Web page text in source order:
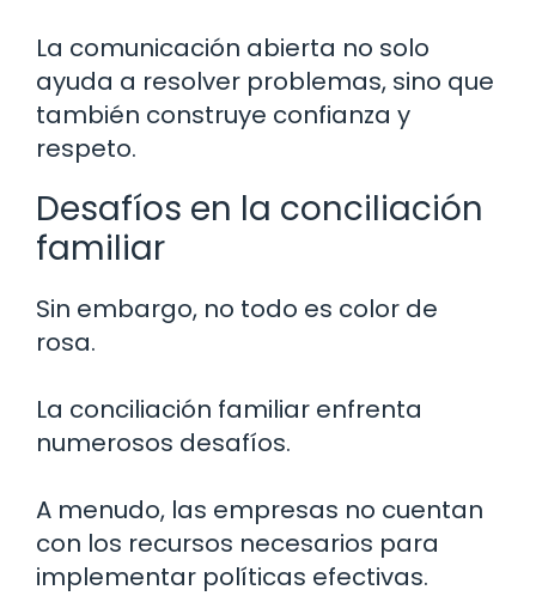
La comunicación abierta no solo
ayuda a resolver problemas, sino que
también construye confianza y
respeto.
Desafíos en la conciliación
familiar
Sin embargo, no todo es color de
rosa.
La conciliación familiar enfrenta
numerosos desafíos.
A menudo, las empresas no cuentan
con los recursos necesarios para
implementar políticas efectivas.